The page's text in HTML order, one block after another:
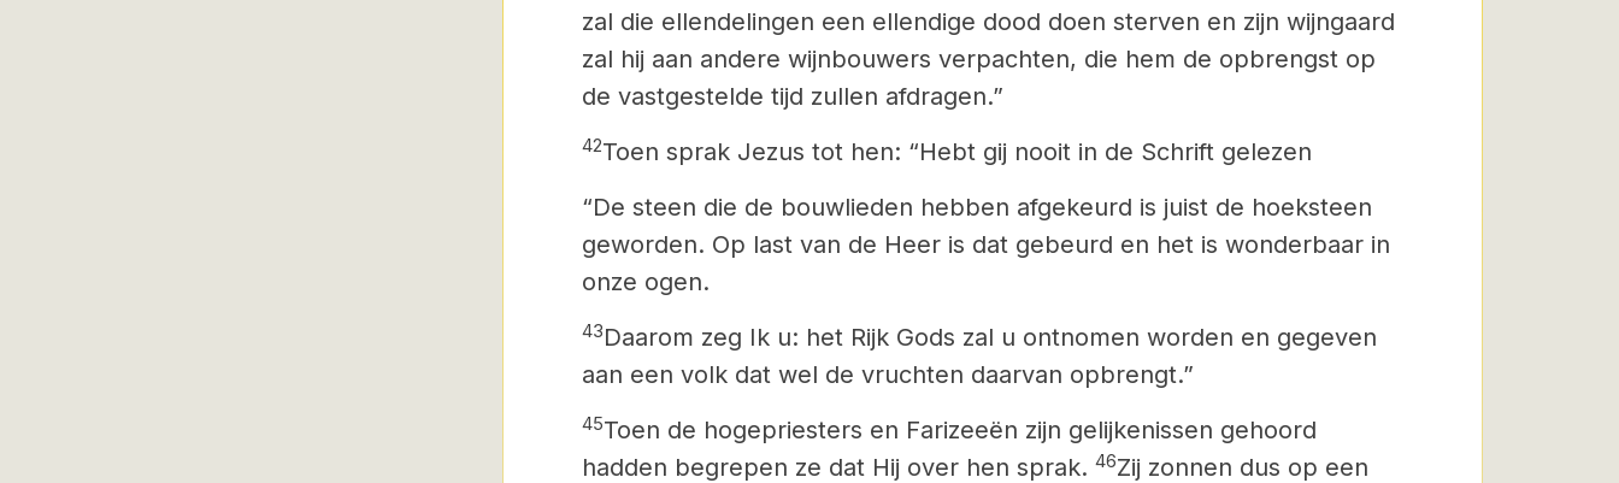
zal die ellendelingen een ellendige dood doen sterven en zijn wijngaard
zal hij aan andere wijnbouwers verpachten, die hem de opbrengst op
de vastgestelde tijd zullen afdragen.”
42Toen sprak Jezus tot hen: “Hebt gij nooit in de Schrift gelezen
“De steen die de bouwlieden hebben afgekeurd is juist de hoeksteen
geworden. Op last van de Heer is dat gebeurd en het is wonderbaar in
onze ogen.
43Daarom zeg Ik u: het Rijk Gods zal u ontnomen worden en gegeven
aan een volk dat wel de vruchten daarvan opbrengt.”
45Toen de hogepriesters en Farizeeën zijn gelijkenissen gehoord
hadden begrepen ze dat Hij over hen sprak. 46Zij zonnen dus op een